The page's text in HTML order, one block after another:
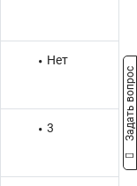
Нет
3 Задать вопрос